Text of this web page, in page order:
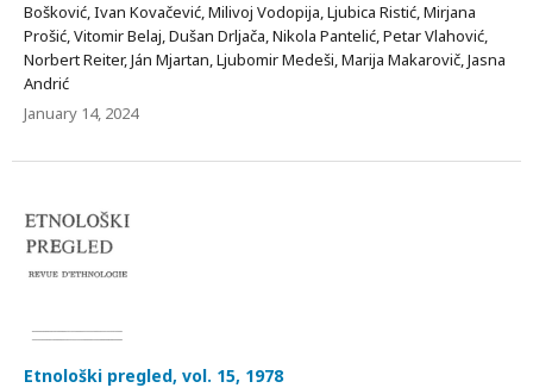
Bošković, Ivan Kovačević, Milivoj Vodopija, Ljubica Ristić, Mirjana
Prošić, Vitomir Belaj, Dušan Drljača, Nikola Pantelić, Petar Vlahović,
Norbert Reiter, Ján Mjartan, Ljubomir Medeši, Marija Makarovič, Jasna
Andrić
January 14, 2024
Etnološki pregled, vol. 15, 1978